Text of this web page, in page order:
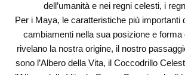
dell’umanità e nei regni celesti, i
Per i Maya, le caratteristiche più importanti
cambiamenti nella sua posizione e forma
rivelano la nostra origine, il nostro
sono l’Albero della Vita, il Coccodrillo